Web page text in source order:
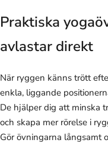
Praktiska
avlastar direkt
När ryggen känns trött
enkla, liggande
De hjälper dig att minska
och skapa mer rörelse i
Gör övningarna långsamt